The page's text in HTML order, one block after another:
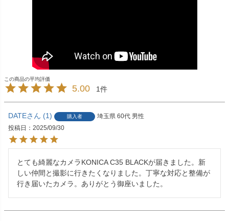
5.00 1
DATE 1 購入者 埼玉県 60代 男性
投稿日
2025/09/30
とても綺麗なカメラKONICA C35 BLACKが届きました。新
しい仲間と撮影に行きたくなりました。丁寧な対応と整備が
行き届いたカメラ。ありがとう御座いました。